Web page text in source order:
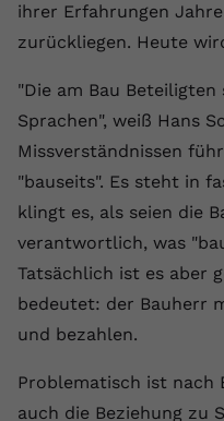
ihrer Erfahrungen
zurückliegen. Heute
"Die am Bau
Sprachen", weiß Hans
Missverständnissen
"bauseits". Es steht in
klingt es, als seien die
verantwortlich, was
Tatsächlich ist es aber
bedeutet: der Bauherr
und bezahlen.
Problematisch ist nach
auch die Beziehung zu